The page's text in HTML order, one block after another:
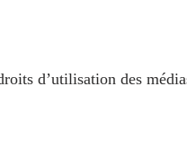
d’utilisation des